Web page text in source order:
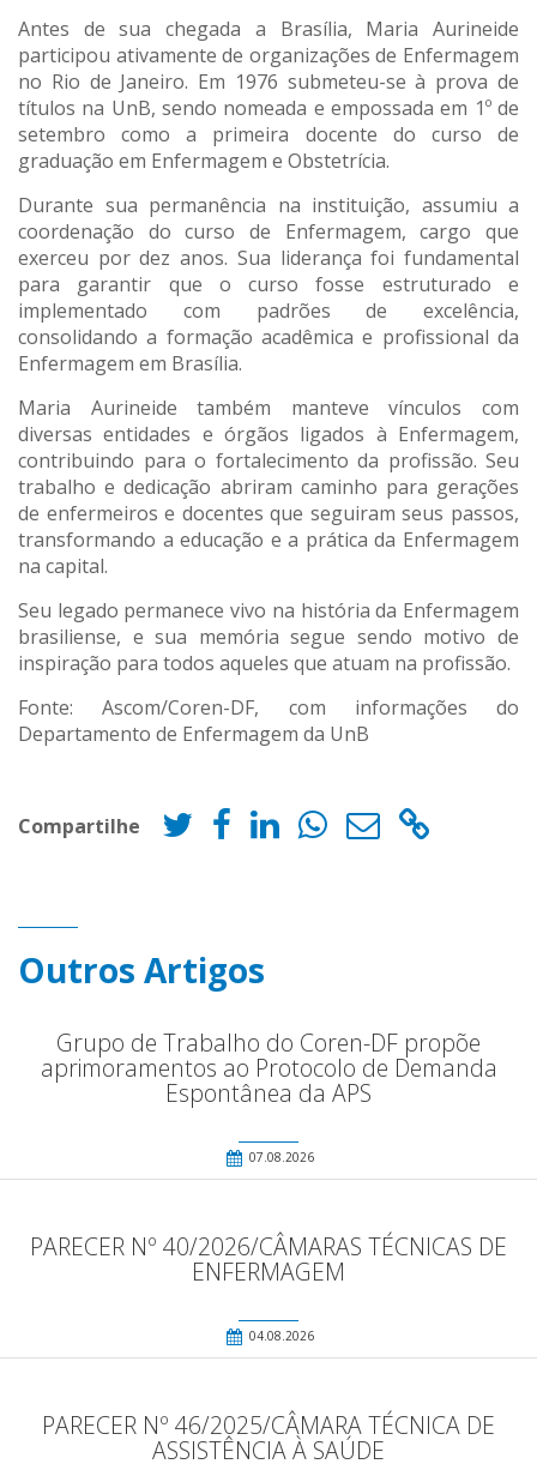
Antes de sua chegada a Brasília, Maria Aurineide
participou ativamente de organizações de Enfermagem
no Rio de Janeiro. Em 1976 submeteu-se à prova de
títulos na UnB, sendo nomeada e empossada em 1º de
setembro como a primeira docente do curso de
graduação em Enfermagem e Obstetrícia.
Durante sua permanência na instituição, assumiu a
coordenação do curso de Enfermagem, cargo que
exerceu por dez anos. Sua liderança foi fundamental
para garantir que o curso fosse estruturado e
implementado com padrões de excelência,
consolidando a formação acadêmica e profissional da
Enfermagem em Brasília.
Maria Aurineide também manteve vínculos com
diversas entidades e órgãos ligados à Enfermagem,
contribuindo para o fortalecimento da profissão. Seu
trabalho e dedicação abriram caminho para gerações
de enfermeiros e docentes que seguiram seus passos,
transformando a educação e a prática da Enfermagem
na capital.
Seu legado permanece vivo na história da Enfermagem
brasiliense, e sua memória segue sendo motivo de
inspiração para todos aqueles que atuam na profissão.
Fonte: Ascom/Coren-DF, com informações do
Departamento de Enfermagem da UnB
Compartilhe
Outros Artigos
Grupo de Trabalho do Coren-DF propõe
aprimoramentos ao Protocolo de Demanda
Espontânea da APS
07.08.2026
PARECER Nº 40/2026/CÂMARAS TÉCNICAS DE
ENFERMAGEM
04.08.2026
PARECER Nº 46/2025/CÂMARA TÉCNICA DE
ASSISTÊNCIA À SAÚDE